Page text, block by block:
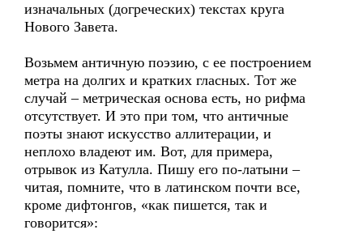
изначальных (догреческих) текстах круга
Нового Завета.
Возьмем античную поэзию, с ее построением
метра на долгих и кратких гласных. Тот же
случай – метрическая основа есть, но рифма
отсутствует. И это при том, что античные
поэты знают искусство аллитерации, и
неплохо владеют им. Вот, для примера,
отрывок из Катулла. Пишу его по-латыни –
читая, помните, что в латинском почти все,
кроме дифтонгов, «как пишется, так и
говорится»: